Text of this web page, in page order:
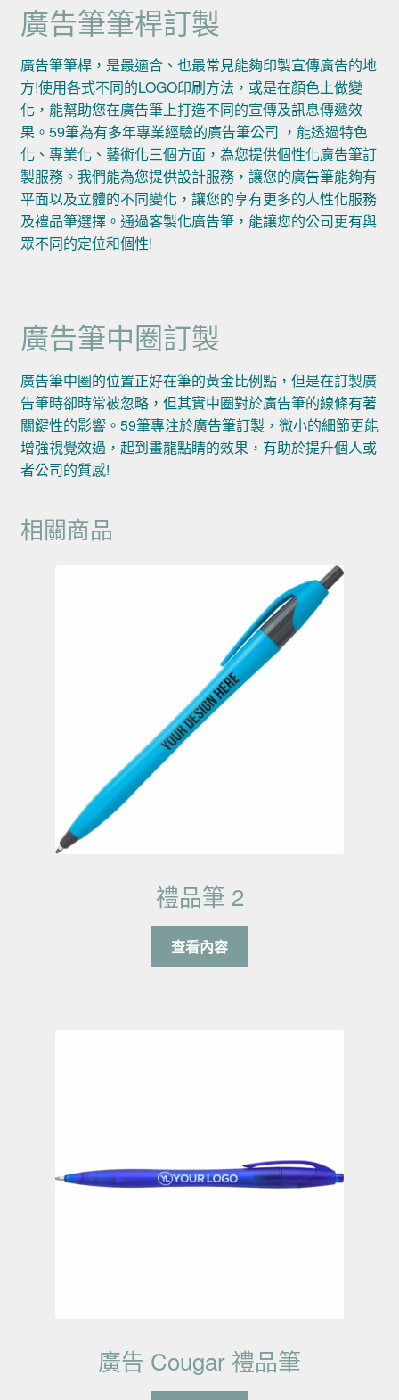
廣告筆筆桿訂製
廣告筆筆桿，是最適合、也最常見能夠印製宣傳廣告的地
方!使用各式不同的LOGO印刷方法，或是在顏色上做變
化，能幫助您在廣告筆上打造不同的宣傳及訊息傳遞效
果。59筆為有多年專業經驗的廣告筆公司 ，能透過特色
化、專業化、藝術化三個方面，為您提供個性化廣告筆訂
製服務。我們能為您提供設計服務，讓您的廣告筆能夠有
平面以及立體的不同變化，讓您的享有更多的人性化服務
及禮品筆選擇。通過客製化廣告筆，能讓您的公司更有與
眾不同的定位和個性!
廣告筆中圈訂製
廣告筆中圈的位置正好在筆的黃金比例點，但是在訂製廣
告筆時卻時常被忽略，但其實中圈對於廣告筆的線條有著
關鍵性的影響。59筆專注於廣告筆訂製，微小的細節更能
增強視覺效過，起到畫龍點睛的效果，有助於提升個人或
者公司的質感!
相關商品
禮品筆 2
查看內容
廣告 Cougar 禮品筆